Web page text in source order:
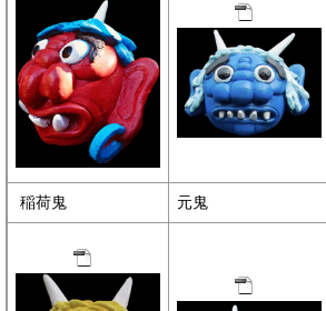
稲荷鬼 元鬼